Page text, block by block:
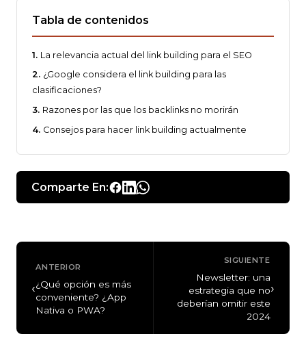
Tabla de contenidos
La relevancia actual del link building para el SEO
¿Google considera el link building para las
clasificaciones?
Razones por las que los backlinks no morirán
Consejos para hacer link building actualmente
Comparte En:
‹
ANTERIOR
¿Qué opción es más
conveniente? ¿App
Nativa o PWA?
SIGUIENTE
Newsletter: una
estrategia que no
deberían omitir este
2024
›